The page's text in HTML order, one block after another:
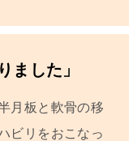
ました」
月板と軟骨の移
ビリをおこなっ